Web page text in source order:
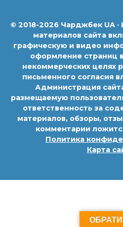
© 2018-2026 Чарджбек UA
материалов сайта
графическую и видео
оформление страниц
некоммерческих целях
письменного согласия
Администрация
размещаемую
ответственность за
материалов, обзоры,
комментарии
Политика
Карта